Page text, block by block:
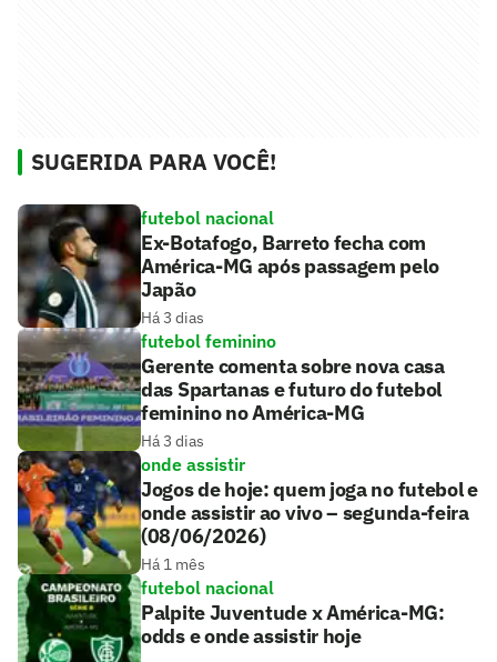
SUGERIDA PARA VOCÊ!
futebol nacional
Ex-Botafogo, Barreto fecha com
América-MG após passagem pelo
Japão
Há 3 dias
futebol feminino
Gerente comenta sobre nova casa
das Spartanas e futuro do futebol
feminino no América-MG
Há 3 dias
onde assistir
Jogos de hoje: quem joga no futebol e
onde assistir ao vivo – segunda-feira
(08/06/2026)
Há 1 mês
futebol nacional
Palpite Juventude x América-MG:
odds e onde assistir hoje